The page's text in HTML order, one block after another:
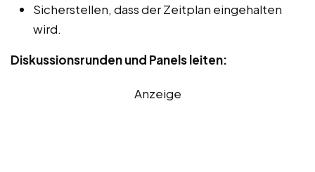
Sicherstellen, dass der Zeitplan eingehalten
wird.
Diskussionsrunden und Panels leiten:
Anzeige